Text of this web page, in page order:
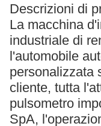
Descrizioni di
La macchina
industriale di
l'automobile
personalizzata
cliente, tutta
pulsometro
SpA,